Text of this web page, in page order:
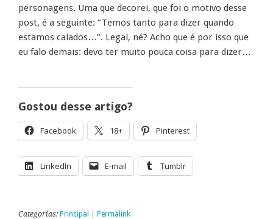
personagens. Uma que decorei, que foi o motivo desse
post, é a seguinte: “Temos tanto para dizer quando
estamos calados…”. Legal, né? Acho que é por isso que
eu falo demais: devo ter muito pouca coisa para dizer…
Gostou desse artigo?
Facebook 18+ Pinterest
LinkedIn E-mail Tumblr
Categorias: Principal Permalink